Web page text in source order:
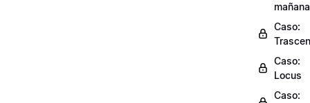
Caso:
Caso:
Locus
Caso: